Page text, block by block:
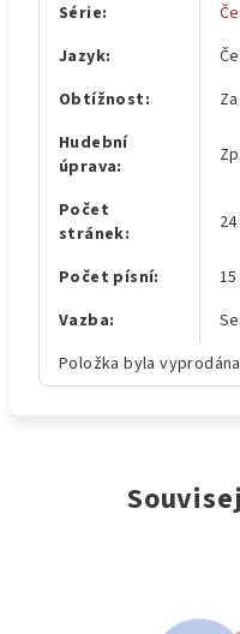
Série:
Jazyk:
Obtížnost:
Hudební
úprava:
Počet
stránek: 24
Počet písní:
15
Vazba:
Položka byla